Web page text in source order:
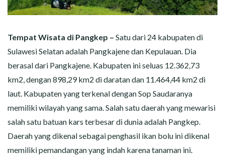
Tempat Wisata di Pangkep – Satu dari 24 kabupaten di
Sulawesi Selatan adalah Pangkajene dan Kepulauan. Dia
berasal dari Pangkajene. Kabupaten ini seluas 12.362,73
km2, dengan 898,29 km2 di daratan dan 11.464,44 km2 di
laut. Kabupaten yang terkenal dengan Sop Saudaranya
memiliki wilayah yang sama. Salah satu daerah yang mewarisi
salah satu batuan kars terbesar di dunia adalah Pangkep.
Daerah yang dikenal sebagai penghasil ikan bolu ini dikenal
memiliki pemandangan yang indah karena tanaman ini.